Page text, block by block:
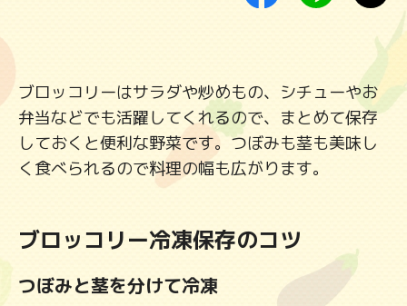
ブロッコリーはサラダや炒めもの、シチューやお
弁当などでも活躍してくれるので、まとめて保存
しておくと便利な野菜です。つぼみも茎も美味し
く食べられるので料理の幅も広がります。
ブロッコリー冷凍保存のコツ
つぼみと茎を分けて冷凍